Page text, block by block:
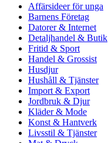
Affärsideer för unga
Barnens Företag
Datorer & Internet
Detaljhandel & Butik
Fritid & Sport
Handel & Grossist
Husdjur
Hushåll & Tjänster
Import & Export
Jordbruk & Djur
Kläder & Mode
Konst & Hantverk
Livsstil & Tjänster